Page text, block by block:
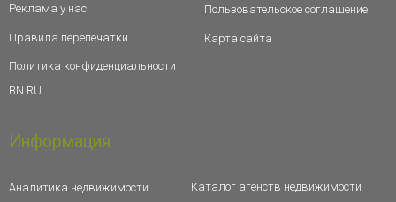
Реклама у нас
Правила перепечатки
Политика конфиденциальности
BN.RU
Пользовательское соглашение
Карта сайта
Информация
Аналитика недвижимости Каталог агенств недвижимости